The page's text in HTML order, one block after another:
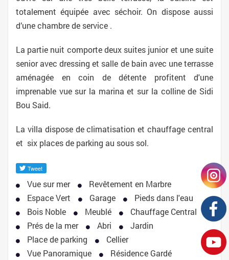
totalement équipée avec séchoir. On dispose aussi
d’une chambre de service .
La partie nuit comporte deux suites junior et une suite
senior avec dressing et salle de bain avec une terrasse
aménagée en coin de détente profitent d'une
imprenable vue sur la marina et sur la colline de Sidi
Bou Said.
La villa dispose de climatisation et chauffage central
et six places de parking au sous sol.
Vue sur mer
Revêtement en Marbre
Espace Vert
Garage
Pieds dans l'eau
Bois Noble
Meublé
Chauffage Central
Prés de la mer
Abri
Jardin
Place de parking
Cellier
Vue Panoramique
Résidence Gardé